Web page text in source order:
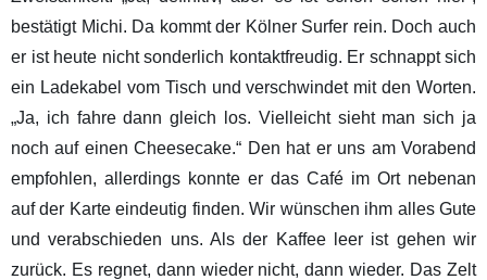
bestätigt Michi. Da kommt der Kölner Surfer rein. Doch auch
er ist heute nicht sonderlich kontaktfreudig. Er schnappt sich
ein Ladekabel vom Tisch und verschwindet mit den Worten.
„Ja, ich fahre dann gleich los. Vielleicht sieht man sich ja
noch auf einen Cheesecake.“ Den hat er uns am Vorabend
empfohlen, allerdings konnte er das Café im Ort nebenan
auf der Karte eindeutig finden. Wir wünschen ihm alles Gute
und verabschieden uns. Als der Kaffee leer ist gehen wir
zurück. Es regnet, dann wieder nicht, dann wieder. Das Zelt